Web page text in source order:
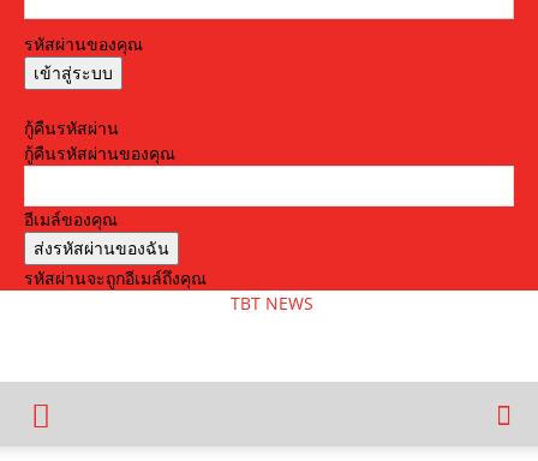
รหัสผ่านของคุณ
กู้คืนรหัสผ่าน
กู้คืนรหัสผ่านของคุณ
อีเมล์ของคุณ
รหัสผ่านจะถูกอีเมล์ถึงคุณ
TBT NEWS